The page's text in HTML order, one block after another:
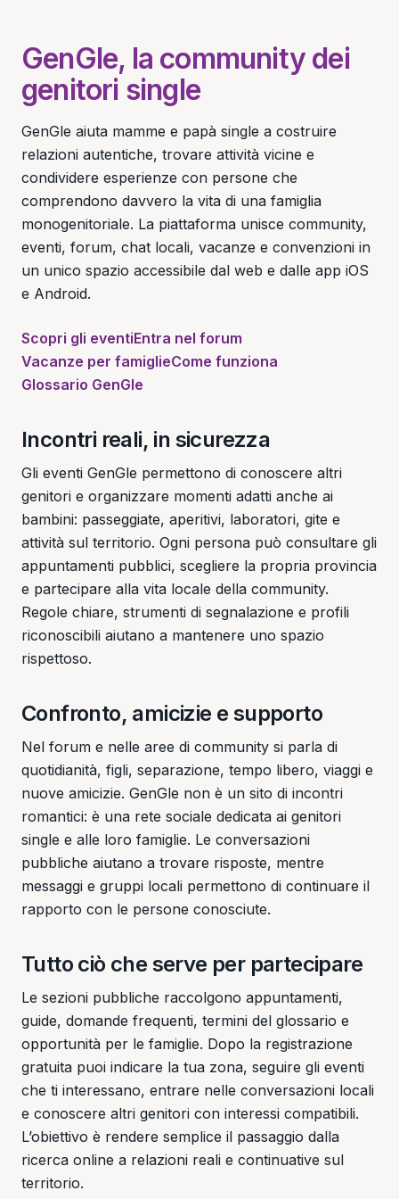
GenGle, la community dei
genitori single
GenGle aiuta mamme e papà single a costruire
relazioni autentiche, trovare attività vicine e
condividere esperienze con persone che
comprendono davvero la vita di una famiglia
monogenitoriale. La piattaforma unisce community,
eventi, forum, chat locali, vacanze e convenzioni in
un unico spazio accessibile dal web e dalle app iOS
e Android.
Scopri gli eventiEntra nel forum
Vacanze per famiglieCome funziona
Glossario GenGle
Incontri reali, in sicurezza
Gli eventi GenGle permettono di conoscere altri
genitori e organizzare momenti adatti anche ai
bambini: passeggiate, aperitivi, laboratori, gite e
attività sul territorio. Ogni persona può consultare gli
appuntamenti pubblici, scegliere la propria provincia
e partecipare alla vita locale della community.
Regole chiare, strumenti di segnalazione e profili
riconoscibili aiutano a mantenere uno spazio
rispettoso.
Confronto, amicizie e supporto
Nel forum e nelle aree di community si parla di
quotidianità, figli, separazione, tempo libero, viaggi e
nuove amicizie. GenGle non è un sito di incontri
romantici: è una rete sociale dedicata ai genitori
single e alle loro famiglie. Le conversazioni
pubbliche aiutano a trovare risposte, mentre
messaggi e gruppi locali permettono di continuare il
rapporto con le persone conosciute.
Tutto ciò che serve per partecipare
Le sezioni pubbliche raccolgono appuntamenti,
guide, domande frequenti, termini del glossario e
opportunità per le famiglie. Dopo la registrazione
gratuita puoi indicare la tua zona, seguire gli eventi
che ti interessano, entrare nelle conversazioni locali
e conoscere altri genitori con interessi compatibili.
L’obiettivo è rendere semplice il passaggio dalla
ricerca online a relazioni reali e continuative sul
territorio.